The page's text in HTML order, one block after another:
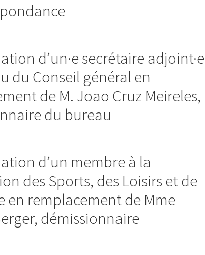
d’un·e secrétaire adjoint·e
du Conseil général en
de M. Joao Cruz Meireles,
du bureau
d’un membre à la
des Sports, des Loisirs et de
en remplacement de Mme
démissionnaire